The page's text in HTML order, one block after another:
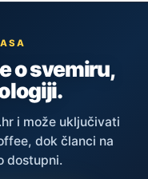
o svemiru,
i može uključivati
dok članci na
dostupni.